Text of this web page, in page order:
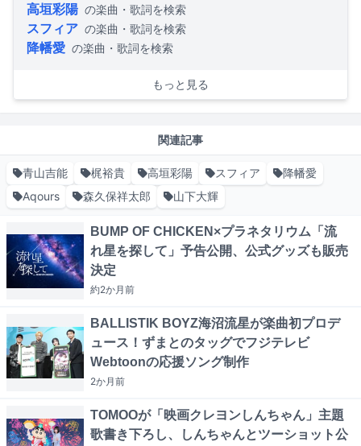
高垣彩陽 の楽曲・歌詞を検索
スフィア の楽曲・歌詞を検索
降幡愛 の楽曲・歌詞を検索
もっと見る
関連記事
青山吉能 梶裕貴 高垣彩陽 スフィア
降幡愛
Aqours
森久保祥太郎 山下大輝
BUMP OF CHICKEN×プラネタリウム「流
れ星を探して」予告公開、公式グッズも販売
決定
約2か月前
BALLISTIK BOYZ海沼流星が楽曲初プロデ
ュース！ずまとのタッグでフジテレビ
Webtoonの応援ソング制作
2か月前
TOMOOが「映画クレヨンしんちゃん」主題
歌書き下ろし、しんちゃんとツーショット公